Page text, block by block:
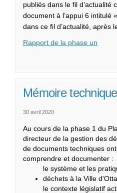
publiés dans le fil d’actualité
document à l’appui 6 intitulé
dans ce fil d’actualité, après
Rapport de la phase un
Mémoire technique
30 avril 2020
Au cours de la phase 1 du
directeur de la gestion des
de documents techniques
comprendre et documenter :
le système et les
déchets à la Ville
le contexte législatif